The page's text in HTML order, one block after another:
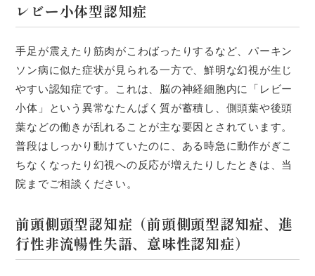
レビー小体型認知症
手足が震えたり筋肉がこわばったりするなど、パーキン
ソン病に似た症状が見られる一方で、鮮明な幻視が生じ
やすい認知症です。これは、脳の神経細胞内に「レビー
小体」という異常なたんぱく質が蓄積し、側頭葉や後頭
葉などの働きが乱れることが主な要因とされています。
普段はしっかり動けていたのに、ある時急に動作がぎこ
ちなくなったり幻視への反応が増えたりしたときは、当
院までご相談ください。
前頭側頭型認知症（前頭側頭型認知症、進
行性非流暢性失語、意味性認知症）